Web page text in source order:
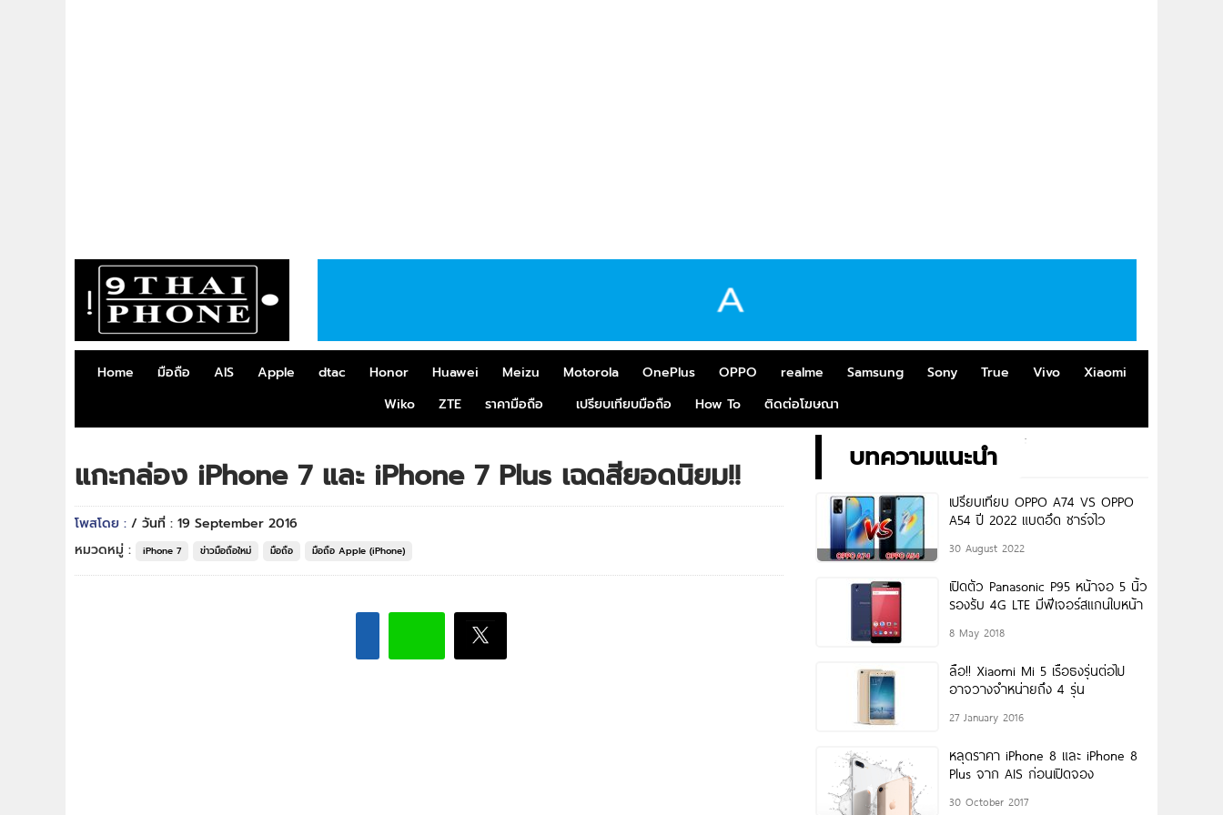
Home มือถือ AIS Apple dtac Honor Huawei Meizu Motorola OnePlus OPPO realme Samsung Sony True Vivo
Xiaomi
Wiko
ZTE ราคามือถือ เปรียบเทียบมือถือ How To ติดต่อโฆษณา
แกะกล่อง iPhone 7 และ iPhone 7 Plus เฉดสียอดนิยม!!
โพสโดย : / วันที่ : 19 September 2016
หมวดหมู่ :
iPhone 7 ข่าวมือถือใหม่ มือถือ มือถือ Apple (iPhone)
บทความแนะนำ
เปรียบเทียบ OPPO A74 VS OPPO
A54 ปี 2022 แบตอึด ชาร์จไว
30 August 2022
เปิดตัว Panasonic P95 หน้าจอ 5 นิ้ว
รองรับ 4G LTE มีฟีเจอร์สแกนใบหน้า
8 May 2018
ลือ!! Xiaomi Mi 5 เรือธงรุ่นต่อไป
อาจวางจำหน่ายถึง 4 รุ่น
27 January 2016
หลุดราคา iPhone 8 และ iPhone 8
Plus จาก AIS ก่อนเปิดจอง
30 October 2017